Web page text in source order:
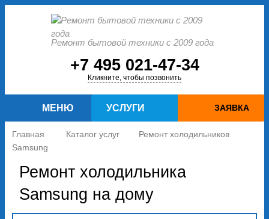
Ремонт бытовой техники с 2009 года
+7 495 021-47-34
Кликните, чтобы позвонить
УСЛУГИ
МЕНЮ ЗАЯВКА
Главная Каталог услуг
Ремонт холодильников
Samsung
Ремонт холодильника
Samsung на дому